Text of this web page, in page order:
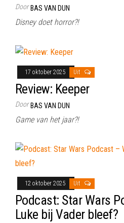
Door BAS VAN DUN
Disney doet horror?!
17 oktober 2025 Uit
Review: Keeper
Door BAS VAN DUN
Game van het jaar?!
12 oktober 2025 Uit
Podcast: Star Wars
Luke bij Vader bleef?